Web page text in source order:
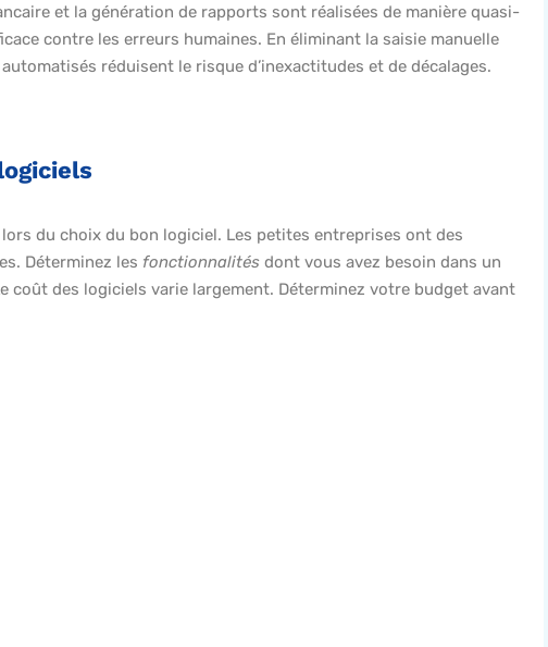
et la génération de rapports sont réalisées de manière quasi-
contre les erreurs humaines. En éliminant la saisie manuelle
réduisent le risque d’inexactitudes et de décalages.
du choix du bon logiciel. Les petites entreprises ont des
Déterminez les fonctionnalités dont vous avez besoin dans un
coût des logiciels varie largement. Déterminez votre budget avant